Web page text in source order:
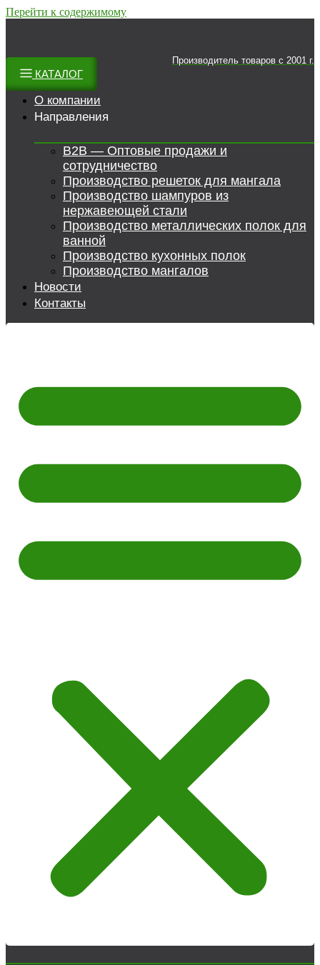
Перейти к содержимому
Производитель товаров c 2001 г.
КАТАЛОГ
О компании
Направления
B2B — Оптовые продажи и
сотрудничество
Производство решеток для мангала
Производство шампуров из
нержавеющей стали
Производство металлических полок для
ванной
Производство кухонных полок
Производство мангалов
Новости
Контакты